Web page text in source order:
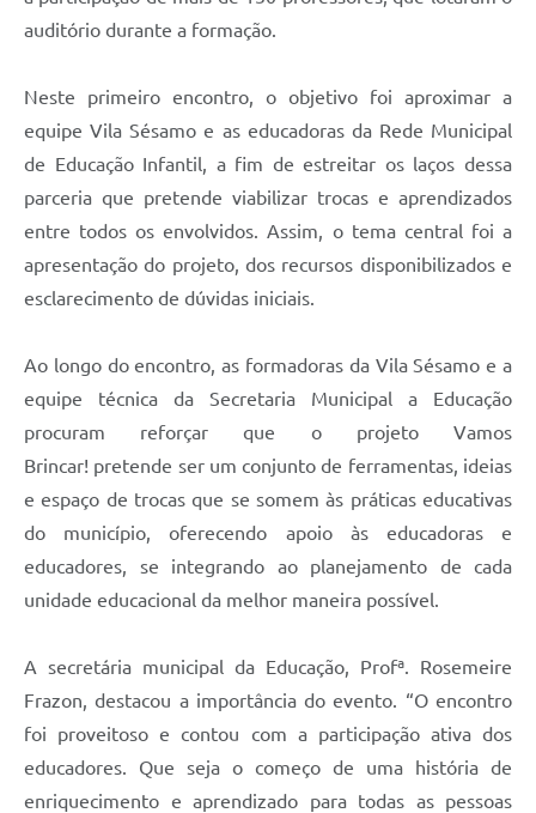
auditório durante a formação.
Neste primeiro encontro, o objetivo foi aproximar a
equipe Vila Sésamo e as educadoras da Rede Municipal
de Educação Infantil, a fim de estreitar os laços dessa
parceria que pretende viabilizar trocas e aprendizados
entre todos os envolvidos. Assim, o tema central foi a
apresentação do projeto, dos recursos disponibilizados e
esclarecimento de dúvidas iniciais.
Ao longo do encontro, as formadoras da Vila Sésamo e a
equipe técnica da Secretaria Municipal a Educação
procuram reforçar que o projeto Vamos
Brincar! pretende ser um conjunto de ferramentas, ideias
e espaço de trocas que se somem às práticas educativas
do município, oferecendo apoio às educadoras e
educadores, se integrando ao planejamento de cada
unidade educacional da melhor maneira possível.
A secretária municipal da Educação, Profª. Rosemeire
Frazon, destacou a importância do evento. “O encontro
foi proveitoso e contou com a participação ativa dos
educadores. Que seja o começo de uma história de
enriquecimento e aprendizado para todas as pessoas